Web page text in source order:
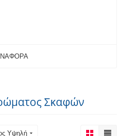
Σκαφών
Υψηλή